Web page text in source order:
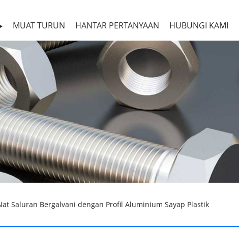
MUAT TURUN HANTAR PERTANYAAN HUBUNGI KAMI
Saluran Bergalvani dengan Profil Aluminium Sayap Plastik